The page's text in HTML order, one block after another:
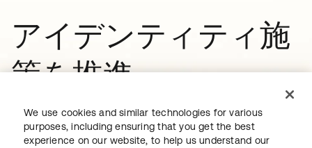
アイデンティティ施
策を推進
今すぐ無料トライアルをご利用いた
だけます。個別のご要望について
We use cookies and similar technologies for various
purposes, including ensuring that you get the best
experience on our website, to help us understand our